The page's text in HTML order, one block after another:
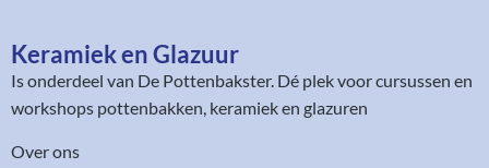
Keramiek en Glazuur​
Is onderdeel van De Pottenbakster. Dé plek voor cursussen en
workshops pottenbakken, keramiek en glazuren
Over ons